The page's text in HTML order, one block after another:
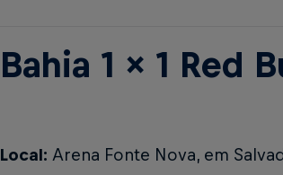
Bahia 1 x 1 Red
Local: Arena Fonte Nova, em